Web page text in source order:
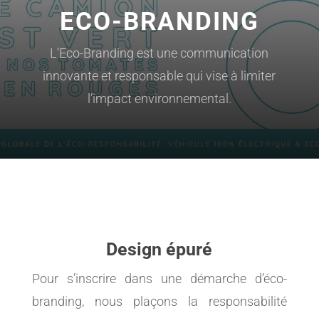
ECO-BRANDING
L’Eco-Branding est une communication
innovante et responsable qui vise à limiter
l’impact environnemental.
Design épuré
Pour s’inscrire dans une démarche d’éco-
branding, nous plaçons la responsabilité